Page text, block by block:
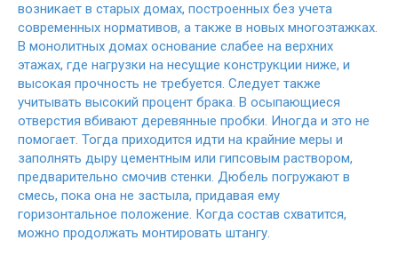
возникает в старых домах, построенных без учета
современных нормативов, а также в новых многоэтажках.
В монолитных домах основание слабее на верхних
этажах, где нагрузки на несущие конструкции ниже, и
высокая прочность не требуется. Следует также
учитывать высокий процент брака. В осыпающиеся
отверстия вбивают деревянные пробки. Иногда и это не
помогает. Тогда приходится идти на крайние меры и
заполнять дыру цементным или гипсовым раствором,
предварительно смочив стенки. Дюбель погружают в
смесь, пока она не застыла, придавая ему
горизонтальное положение. Когда состав схватится,
можно продолжать монтировать штангу.